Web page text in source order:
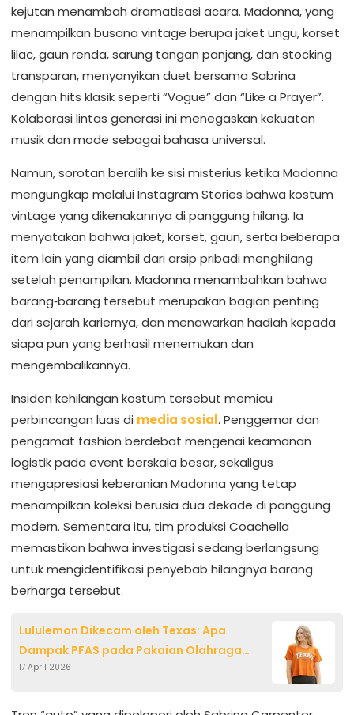
kejutan menambah dramatisasi acara. Madonna, yang
menampilkan busana vintage berupa jaket ungu, korset
lilac, gaun renda, sarung tangan panjang, dan stocking
transparan, menyanyikan duet bersama Sabrina
dengan hits klasik seperti “Vogue” dan “Like a Prayer”.
Kolaborasi lintas generasi ini menegaskan kekuatan
musik dan mode sebagai bahasa universal.
Namun, sorotan beralih ke sisi misterius ketika Madonna
mengungkap melalui Instagram Stories bahwa kostum
vintage yang dikenakannya di panggung hilang. Ia
menyatakan bahwa jaket, korset, gaun, serta beberapa
item lain yang diambil dari arsip pribadi menghilang
setelah penampilan. Madonna menambahkan bahwa
barang‑barang tersebut merupakan bagian penting
dari sejarah kariernya, dan menawarkan hadiah kepada
siapa pun yang berhasil menemukan dan
mengembalikannya.
Insiden kehilangan kostum tersebut memicu
perbincangan luas di media sosial. Penggemar dan
pengamat fashion berdebat mengenai keamanan
logistik pada event berskala besar, sekaligus
mengapresiasi keberanian Madonna yang tetap
menampilkan koleksi berusia dua dekade di panggung
modern. Sementara itu, tim produksi Coachella
memastikan bahwa investigasi sedang berlangsung
untuk mengidentifikasi penyebab hilangnya barang
berharga tersebut.
Lululemon Dikecam oleh Texas: Apa
Dampak PFAS pada Pakaian Olahraga
Anda?
17 April 2026